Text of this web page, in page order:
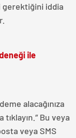
iddia
ile
alacağınıza
Bu veya
veya SMS